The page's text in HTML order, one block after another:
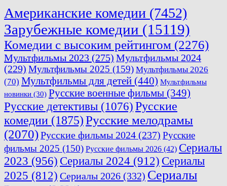
Американские комедии (7452)
Зарубежные комедии (15119)
Комедии с высоким рейтингом (2276)
Мультфильмы 2023 (275) Мультфильмы 2024
(229) Мультфильмы 2025 (159) Мультфильмы 2026
(70) Мультфильмы для детей (440) Мультфильмы
новинки (30) Русские военные фильмы (349)
Русские детективы (1076)Русские
комедии (1875)Русские мелодрамы
(2070)Русские фильмы 2024 (237) Русские
фильмы 2025 (150) Русские фильмы 2026 (42) Сериалы
2023 (956) Сериалы 2024 (912) Сериалы
2025 (812) Сериалы 2026 (332) Сериалы